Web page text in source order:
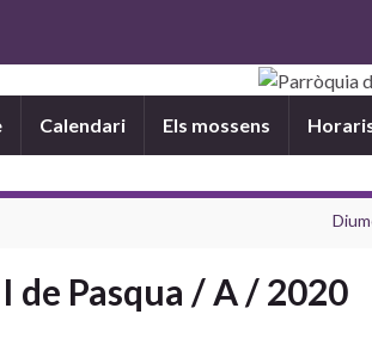
Calendari Els mossens
de Pasqua / A / 2020